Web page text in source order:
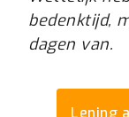
bedenktijd,
dagen van.
Lening